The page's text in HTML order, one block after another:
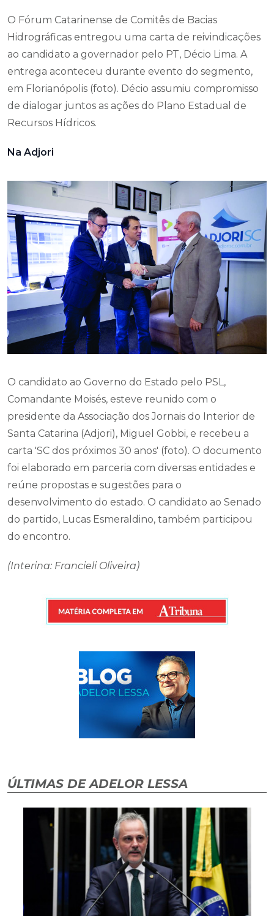
O Fórum Catarinense de Comitês de Bacias
Hidrográficas entregou uma carta de reivindicações
ao candidato a governador pelo PT, Décio Lima. A
entrega aconteceu durante evento do segmento,
em Florianópolis (foto). Décio assumiu compromisso
de dialogar juntos as ações do Plano Estadual de
Recursos Hídricos.
Na Adjori
O candidato ao Governo do Estado pelo PSL,
Comandante Moisés, esteve reunido com o
presidente da Associação dos Jornais do Interior de
Santa Catarina (Adjori), Miguel Gobbi, e recebeu a
carta 'SC dos próximos 30 anos' (foto). O documento
foi elaborado em parceria com diversas entidades e
reúne propostas e sugestões para o
desenvolvimento do estado. O candidato ao Senado
do partido, Lucas Esmeraldino, também participou
do encontro.
(Interina: Francieli Oliveira)
ÚLTIMAS DE ADELOR LESSA